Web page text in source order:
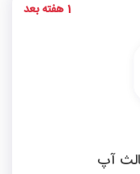
1 هفته بعد